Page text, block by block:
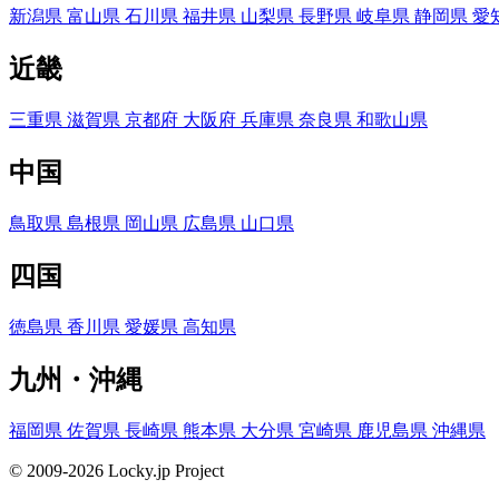
新潟県 富山県 石川県 福井県 山梨県 長野県 岐阜県 静岡県 愛
近畿
三重県 滋賀県 京都府 大阪府 兵庫県 奈良県 和歌山県
中国
鳥取県 島根県 岡山県 広島県 山口県
四国
徳島県 香川県 愛媛県 高知県
九州・沖縄
福岡県 佐賀県 長崎県 熊本県 大分県 宮崎県 鹿児島県 沖縄県
© 2009-2026 Locky.jp Project